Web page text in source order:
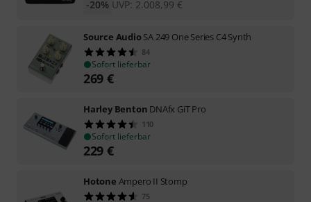
UVP: 2.008,99 €
-20%
Source AudioSA 249 One Series C4 Synth
84
Sofort lieferbar
269 €
Harley Benton DNAfx GiT Pro
110
Sofort lieferbar
229 €
Hotone Ampero II Stomp
75